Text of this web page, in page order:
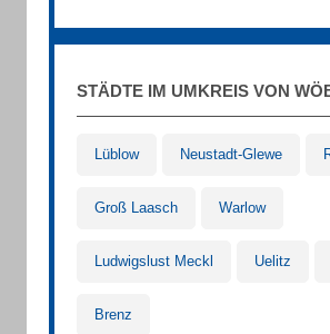
STÄDTE IM UMKREIS VON
Lüblow Neustadt-Glewe
Groß Laasch Warlow
Ludwigslust Meckl Uelitz
Brenz